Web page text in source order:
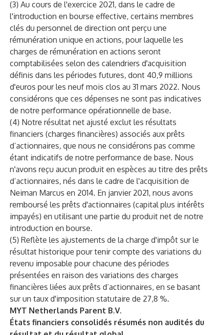
(3) Au cours de l'exercice 2021, dans le cadre de
l'introduction en bourse effective, certains membres
clés du personnel de direction ont perçu une
rémunération unique en actions, pour laquelle les
charges de rémunération en actions seront
comptabilisées selon des calendriers d'acquisition
définis dans les périodes futures, dont 40,9 millions
d'euros pour les neuf mois clos au 31 mars 2022. Nous
considérons que ces dépenses ne sont pas indicatives
de notre performance opérationnelle de base.
(4) Notre résultat net ajusté exclut les résultats
financiers (charges financières) associés aux prêts
d’actionnaires, que nous ne considérons pas comme
étant indicatifs de notre performance de base. Nous
n'avons reçu aucun produit en espèces au titre des prêts
d’actionnaires, nés dans le cadre de l'acquisition de
Neiman Marcus en 2014. En janvier 2021, nous avons
remboursé les prêts d'actionnaires (capital plus intérêts
impayés) en utilisant une partie du produit net de notre
introduction en bourse.
(5) Reflète les ajustements de la charge d'impôt sur le
résultat historique pour tenir compte des variations du
revenu imposable pour chacune des périodes
présentées en raison des variations des charges
financières liées aux prêts d’actionnaires, en se basant
sur un taux d'imposition statutaire de 27,8 %.
MYT Netherlands Parent B.V.
États financiers consolidés résumés non audités du